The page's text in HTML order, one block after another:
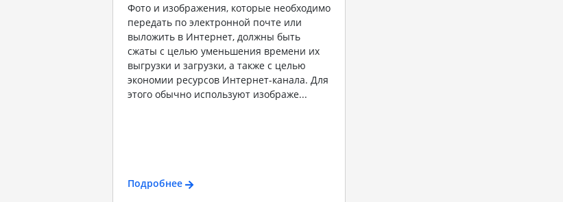
Фото и изображения, которые необходимо
передать по электронной почте или
выложить в Интернет, должны быть
сжаты с целью уменьшения времени их
выгрузки и загрузки, а также с целью
экономии ресурсов Интернет-канала. Для
этого обычно используют изображе...
Подробнее